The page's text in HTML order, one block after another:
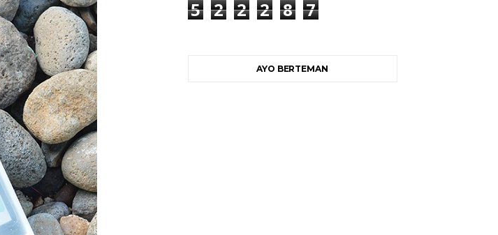
5 2 2 2 8 7
AYO BERTEMAN